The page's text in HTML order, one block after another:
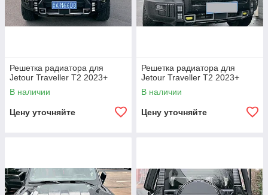
Решетка радиатора для
Jetour Traveller T2 2023+
В наличии
Цену уточняйте
Решетка радиатора для
Jetour Traveller T2 2023+
В наличии
Цену уточняйте